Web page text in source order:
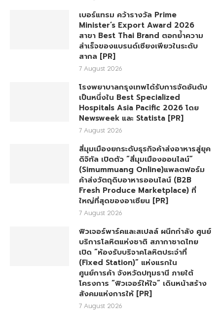
เบอร์แทรม คว้ารางวัล Prime
Minister’s Export Award 2026
สาขา Best Thai Brand ตอกย้ำความ
สำเร็จของแบรนด์เซียงเพียวในระดับ
สากล [PR]
7 August 2026
โรงพยาบาลกรุงเทพได้รับการจัดอันดับ
เป็นหนึ่งใน Best Specialized
Hospitals Asia Pacific 2026 โดย
Newsweek และ Statista [PR]
7 August 2026
สี่มุมเมืองยกระดับธุรกิจค้าส่งอาหารสู่ยุค
ดิจิทัล เปิดตัว “สี่มุมเมืองออนไลน์”
(Simummuang Online)แพลตฟอร์ม
ค้าส่งวัตถุดิบอาหารออนไลน์ (B2B
Fresh Produce Marketplace) ที่
ใหญ่ที่สุดของอาเซียน [PR]
7 August 2026
ฟิวเจอร์พาร์คและสเปลล์ ผนึกกำลัง ศูนย์
บริการโลหิตแห่งชาติ สภากาชาดไทย
เปิด “ห้องรับบริจาคโลหิตประจำที่
(Fixed Station)” แห่งแรกใน
ศูนย์การค้า จังหวัดปทุมธานี ภายใต้
โครงการ “ฟิวเจอร์ให้ใจ” เดินหน้าสร้าง
สังคมแห่งการให้ [PR]
7 August 2026